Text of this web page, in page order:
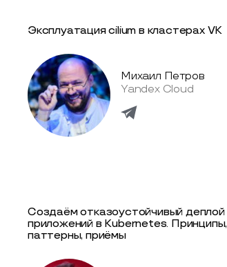
Эксплуатация cilium в кластерах VK
Михаил Петров
Yandex Cloud
Создаём отказоустойчивый деплой
приложений в Kubernetes. Принципы,
паттерны, приёмы